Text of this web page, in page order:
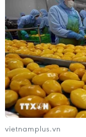
vietnamplus.vn